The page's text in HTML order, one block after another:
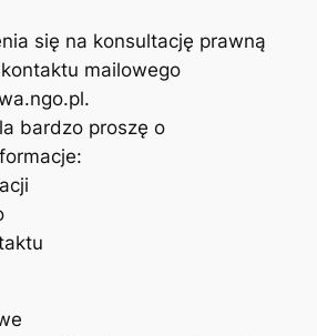
się na konsultację prawną
mailowego
.
bardzo proszę o